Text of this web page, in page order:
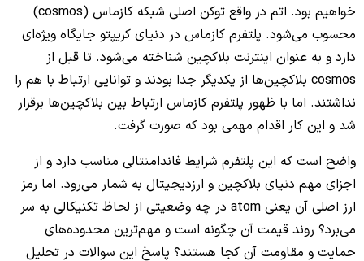
خواهیم بود. اتم در واقع توکن اصلی شبکه کازماس (cosmos)
محسوب می‌شود. پلتفرم کازماس در دنیای کریپتو جایگاه ویژه‌ای
دارد و به عنوان اینترنت بلاکچین شناخته می‌شود. تا قبل از
cosmos بلاکچین‌ها از یکدیگر جدا بودند و توانایی ارتباط با هم را
نداشتند. اما با ظهور پلتفرم کازماس ارتباط بین بلاکچین‌ها برقرار
شد و این کار اقدام مهمی بود که صورت گرفت.
واضح است که این پلتفرم شرایط فاندامنتالی مناسب دارد و از
اجزای مهم دنیای بلاکچین و ارزدیجیتال به شمار می‌رود. اما رمز
ارز اصلی آن یعنی atom در چه وضعیتی از لحاظ تکنیکالی به سر
می‌برد؟ روند قیمت آن چگونه است و مهم‌ترین محدوده‌های
حمایت و مقاومت آن کجا هستند؟ پاسخ این سوالات در تحلیل